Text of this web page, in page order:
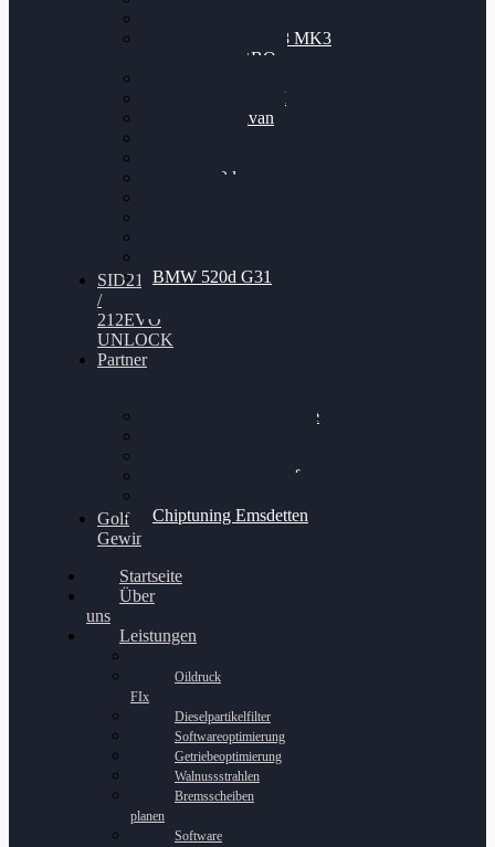
Nissan GT-R35 3.8 MK3
V6 TWINTURBO
VW Passat 2.0TDI
VW T6 Multivan
BMW 120d
BMW 520d G31
SID212
/
212EVO
UNLOCK
Partner
Bilgenroth Performance
Chiptuning Schüttorf
Chiptuning Emsdetten
Golf
Gewinnspiel
Startseite
Über
uns
Leistungen
Oildruck
FIx
Dieselpartikelfilter
Softwareoptimierung
Getriebeoptimierung
Walnussstrahlen
Bremsscheiben
planen
Software